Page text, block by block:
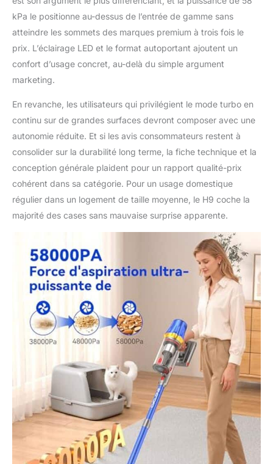
particules fines. Il rejette
un air parfaitement sain et
empêche toute pollution
secondaire, un atout
indispensable pour les
foyers avec animaux.
SOUCI: Huhuba s'engage
pour votre tranquillité
d'esprit. Nous offrons une
professionnelle et
disponible 24h/24 et 7j/7.
En cas de question sur
l'assemblage ou
dédiée vous fournira une
solution rapide et sur
mesure pour garantir votre
entière satisfaction.
kPa le positionne au-dessus de l’entrée de gamme sans
atteindre les sommets des marques premium à trois fois le
prix. L’éclairage LED et le format autoportant ajoutent un
confort d’usage concret, au-delà du simple argument
marketing.
En revanche, les utilisateurs qui privilégient le mode turbo en
continu sur de grandes surfaces devront composer avec une
autonomie réduite. Et si les avis consommateurs restent à
consolider sur la durabilité long terme, la fiche technique et la
conception générale plaident pour un rapport qualité-prix
cohérent dans sa catégorie. Pour un usage domestique
régulier dans un logement de taille moyenne, le H9 coche la
majorité des cases sans mauvaise surprise apparente.